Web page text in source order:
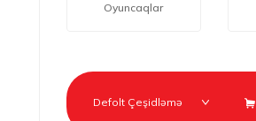
Oyuncaqlar